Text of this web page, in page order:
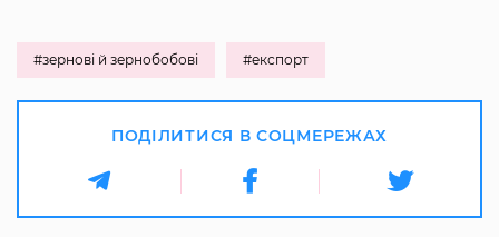
#зернові й зернобобові #експорт
ПОДІЛИТИСЯ В СОЦМЕРЕЖАХ